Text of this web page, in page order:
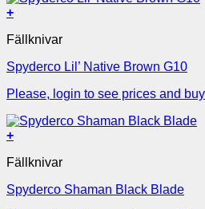
+
Fällknivar
Spyderco Lil’ Native Brown G10
Please, login to see prices and buy
+
Fällknivar
Spyderco Shaman Black Blade